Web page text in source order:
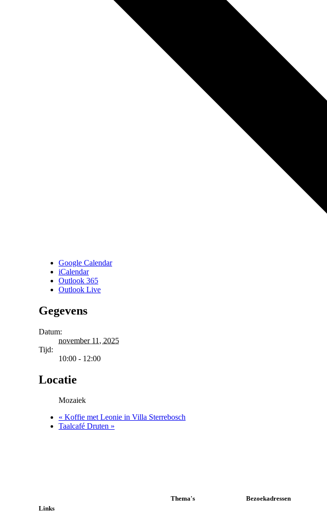
Google Calendar
iCalendar
Outlook 365
Outlook Live
Gegevens
Datum:
november 11, 2025
Tijd:
10:00 - 12:00
Locatie
Mozaiek
« Koffie met Leonie in Villa Sterrebosch
Taalcafé Druten »
Links
Thema's Bezoekadressen